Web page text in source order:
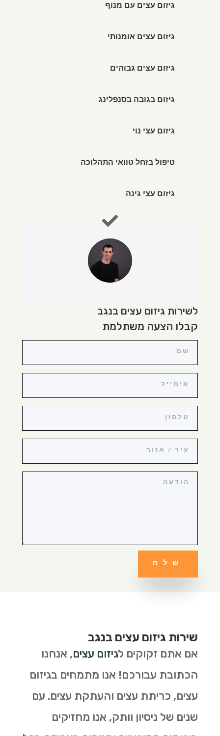
גיזום עצים עם מנוף
גיזום עצים אומנותי
גיזום עצים גבוהים
גיזום בגובה בסנפלינג
גיזום עצי נוי
טיפול בזחל טוואי התהלוכה
גיזום עצי גינה
לשירות גיזום עצים בנגב
קבלו הצעה משתלמת
שלח
שירות גיזום עצים בנגב
אם אתם זקוקים לגיזום עצים, אנחנו
הכתובת עבורכם! אנו מתמחים בגיזום
עצים, כריתת עצים והעתקת עצים. עם
שנים של ניסיון וותק, אנו מחזיקים